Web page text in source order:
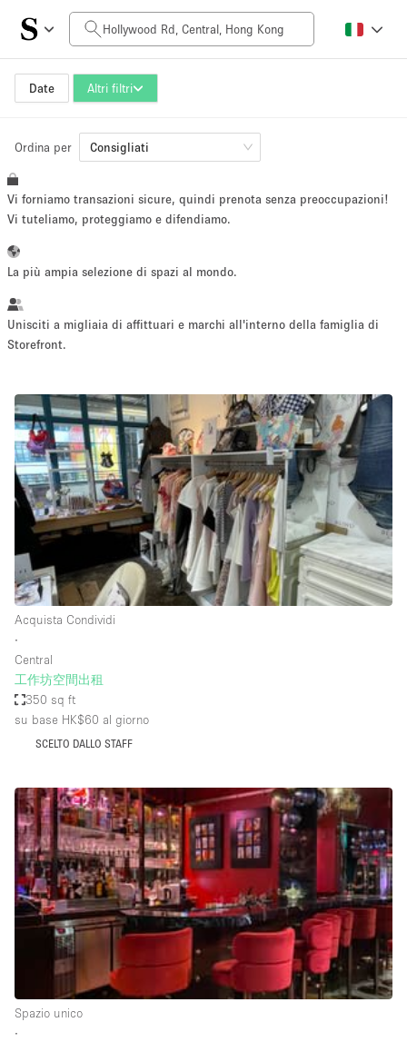
Date Altri filtri
Prezzo al giorno
HK$0
Dimensioni dello spazio
5000+ sq ft
~ 13 persone
artistico
Servizio
fotografico
Conferenza Meeting Ufficio
Acquista
Condividi
Tipo di spazio
Acquista Condividi
Appartamento/loft
Atelier / Laboratorio
Container
Fiera/festival
Galleria d'arte
Hall
Imbarcazione
Magazzino
Negozio in centro commerciale
Ristorante/bar/caffè
Ordina per Consigliati
Vi forniamo transazioni sicure, quindi prenota senza preoccupazioni!
Vi tuteliamo, proteggiamo e difendiamo.
La più ampia selezione di spazi al mondo.
Unisciti a migliaia di affittuari e marchi all'interno della famiglia di
Storefront.
Acquista Condividi
∙
Central
工作坊空間出租
350 sq ft
su base HK$60 al giorno
SCELTO DALLO STAFF
Spazio unico
∙